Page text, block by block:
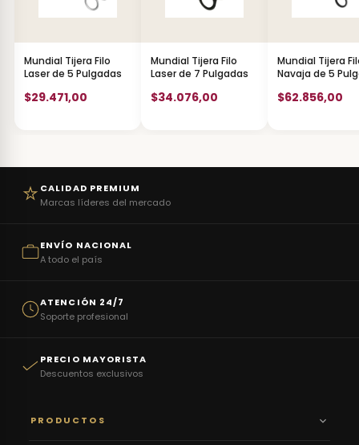
Mundial Tijera Filo
Laser de 5 Pulgadas
$29.471,00
Mundial Tijera Filo
Laser de 7 Pulgadas
$34.076,00
Mundial Tijera
Navaja de 5
$62.856,00
CALIDAD PREMIUM
Marcas líderes del mercado
ENVÍO NACIONAL
A todo el país
ATENCIÓN 24/7
Soporte profesional
PRECIO MAYORISTA
Descuentos exclusivos
PRODUCTOS